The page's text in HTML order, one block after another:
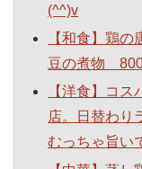
(^^)v
【和食】鶏
豆の煮物 800
【洋食】コ
店。日替わり
むっちゃ旨い